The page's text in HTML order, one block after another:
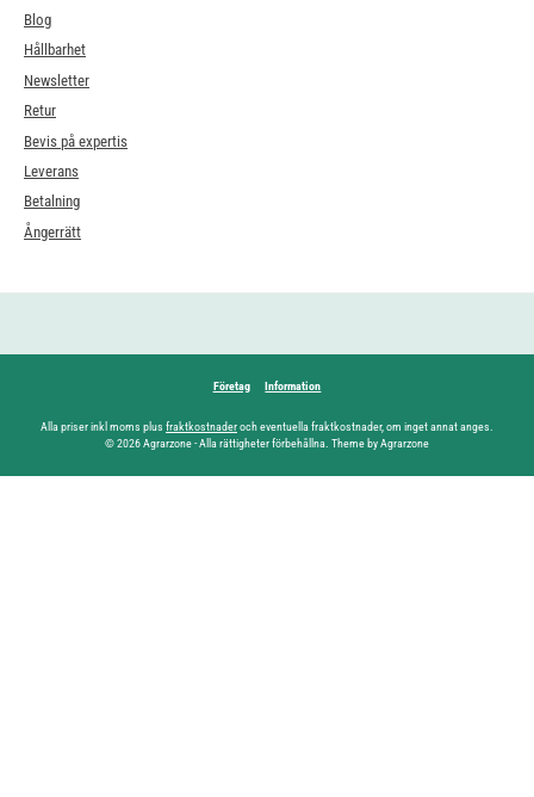
Blog
Hållbarhet
Newsletter
Retur
Bevis på expertis
Leverans
Betalning
Ångerrätt
Företag Information
Alla priser inkl moms plus fraktkostnaderoch eventuella fraktkostnader, om inget annat anges.
© 2026 Agrarzone - Alla rättigheter förbehållna. Theme by Agrarzone